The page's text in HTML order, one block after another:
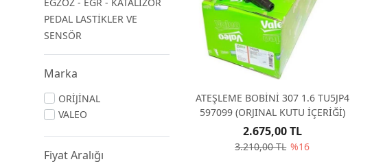
PEDAL LASTİKLER VE
SENSÖR
Marka
ORİJİNAL
VALEO
Fiyat Aralığı
ATEŞLEME BOBİNİ 307 1.6 TU5JP4
597099 (ORJINAL KUTU İÇERİĞİ)
3.210,00 TL %16
2.675,00 TL